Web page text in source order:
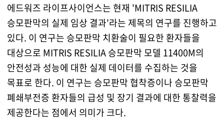
에드워즈 라이프사이언스는 현재 'MITRIS RESILIA
승모판막의 실제 임상 결과'라는 제목의 연구를 진행하고
있다. 이 연구는 승모판막 치환술이 필요한 환자들을
대상으로 MITRIS RESILIA 승모판막 모델 11400M의
안전성과 성능에 대한 실제 데이터를 수집하는 것을
목표로 한다. 이 연구는 승모판막 협착증이나 승모판막
폐쇄부전증 환자들의 급성 및 장기 결과에 대한 통찰력을
제공한다는 점에서 의미가 크다.